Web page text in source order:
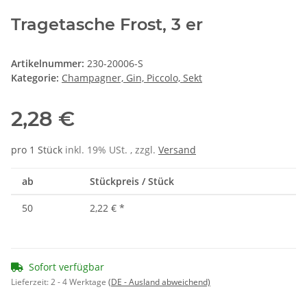
Tragetasche Frost, 3 er
Artikelnummer: 230-20006-S
Kategorie: Champagner, Gin, Piccolo, Sekt
2,28 €
pro 1 Stück inkl. 19% USt. , zzgl. Versand
ab Stückpreis / Stück
50 2,22 € *
Sofort verfügbar
Lieferzeit:2 - 4 Werktage (DE - Ausland abweichend)